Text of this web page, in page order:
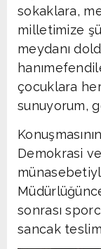
sokaklara,
milletimize
meydanı
çocuklara
sunuyorum,
Demokrasi
sonrası
sancak